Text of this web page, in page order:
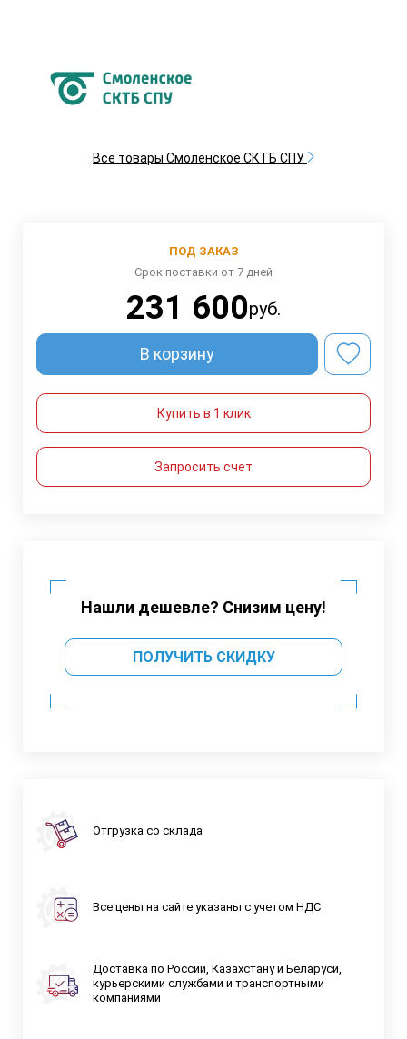
Все товары Смоленское СКТБ СПУ
ПОД ЗАКАЗ
Срок поставки от 7 дней
231 600руб.
В корзину
Купить в 1 клик
Запросить счет
Нашли дешевле? Снизим цену!
ПОЛУЧИТЬ СКИДКУ
Отгрузка со склада
Все цены на сайте указаны с учетом НДС
Доставка по России, Казахстану и Беларуси,
курьерскими службами и транспортными
компаниями